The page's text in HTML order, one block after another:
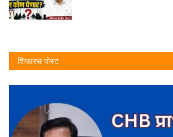
शिफारस पोस्ट